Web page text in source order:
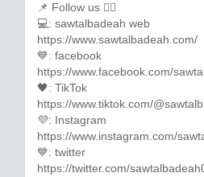
📌 Follow us 👇🏼
💻: sawtalbadeah web
https://www.sawtalbadeah.com/
💙: facebook
https://www.facebook.com/
🖤: TikTok
https://www.tiktok.com/
💜: Instagram
https://www.instagram.com/
💙: twitter
https://twitter.com/